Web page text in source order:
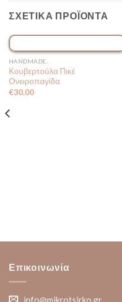
ΣΧΕΤΙΚΆ ΠΡΟΪΌΝΤΑ
ΕΞΑΝΤΛΗΜΈΝΟ
HANDMADE..
Κουβερτούλα Πικέ
Ονειροπαγίδα
€30.00
Επικοινωνία
info@mikrotsirko.gr